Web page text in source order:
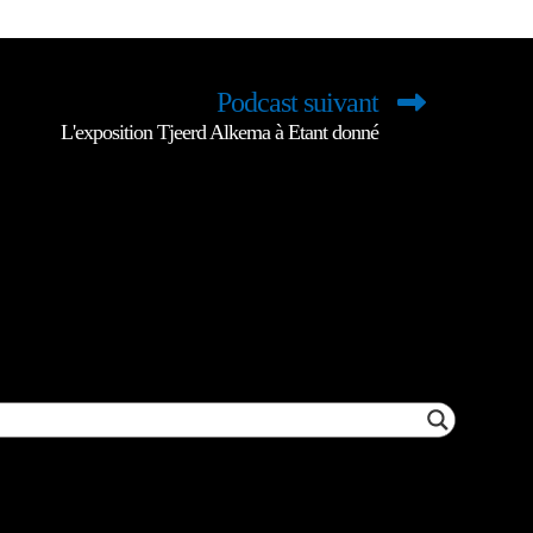
Podcast suivant
L'exposition Tjeerd Alkema à Etant donné